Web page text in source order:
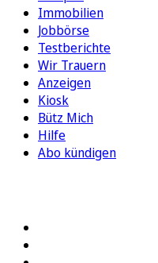
Immobilien
Jobbörse
Testberichte
Wir Trauern
Anzeigen
Kiosk
Bütz Mich
Hilfe
Abo kündigen